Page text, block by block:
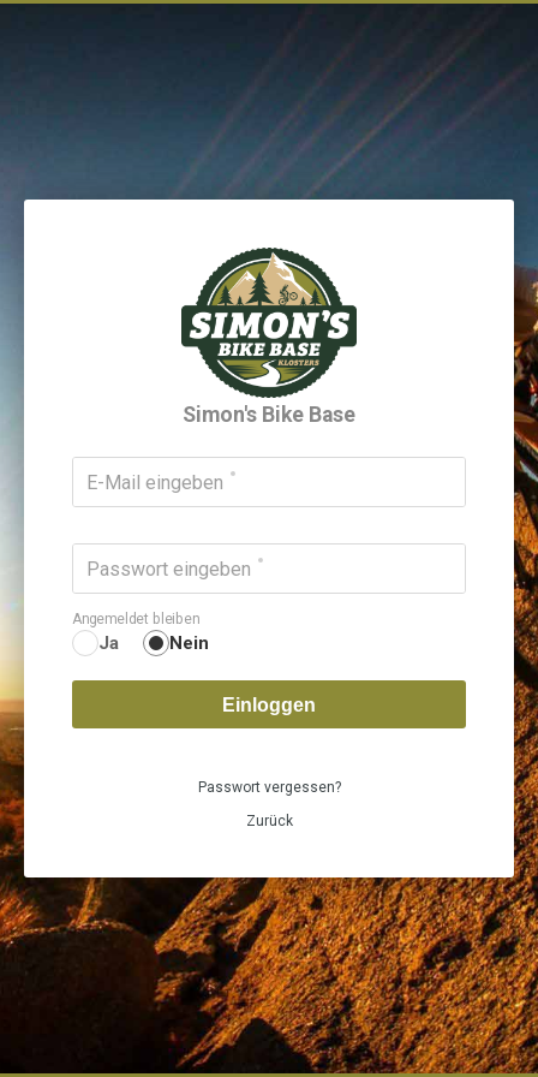
Simon's Bike Base
E-Mail eingeben
Passwort eingeben
Angemeldet bleiben
Ja Nein
Einloggen
Passwort vergessen?
Zurück